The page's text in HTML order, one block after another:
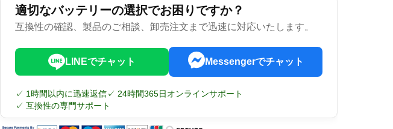
適切なバッテリーの選択でお困りですか？
互換性の確認、製品のご相談、卸売注文まで迅速に対応いたします。
LINEでチャット Messengerでチャット
✓ 1時間以内に迅速返信✓ 24時間365日オンラインサポート
✓ 互換性の専門サポート